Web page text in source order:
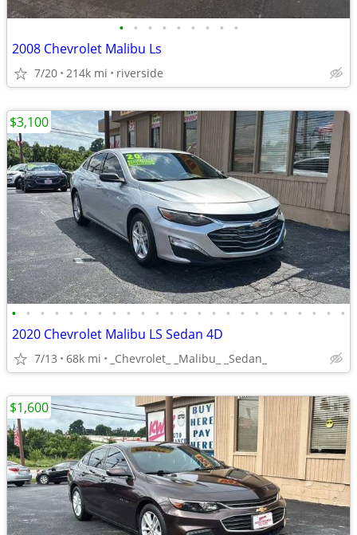
• • • • • • • • •
2008 Chevrolet Malibu Ls
7/20 214k mi riverside
• • • • • • • • • • • • • • • • • • • • • • • •
2020 Chevrolet Malibu LS Sedan 4D
7/13 68k mi _Chevrolet_ _Malibu_ _Sedan_
$3,100
$1,600